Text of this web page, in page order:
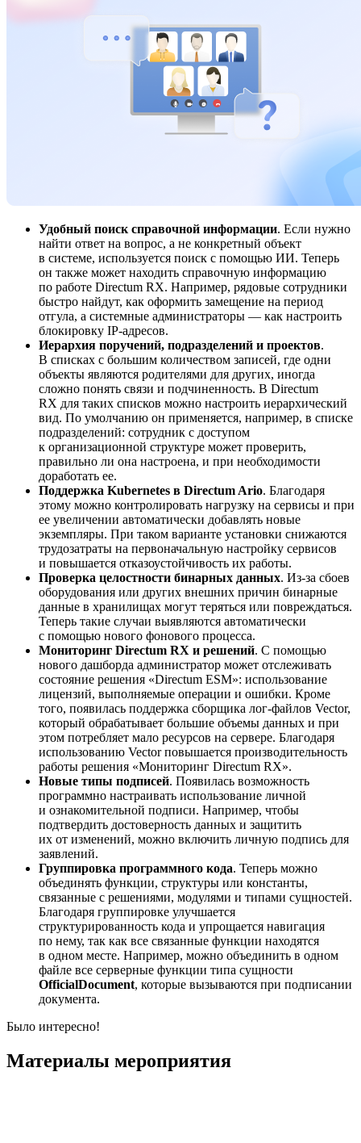
Удобный поиск справочной информации. Если нужно
найти ответ на вопрос, а не конкретный объект
в системе, используется поиск с помощью ИИ. Теперь
он также может находить справочную информацию
по работе Directum RX. Например, рядовые сотрудники
быстро найдут, как оформить замещение на период
отгула, а системные администраторы — как настроить
блокировку IP-адресов.
Иерархия поручений, подразделений и проектов.
В списках с большим количеством записей, где одни
объекты являются родителями для других, иногда
сложно понять связи и подчиненность. В Directum
RX для таких списков можно настроить иерархический
вид. По умолчанию он применяется, например, в списке
подразделений: сотрудник с доступом
к организационной структуре может проверить,
правильно ли она настроена, и при необходимости
доработать ее.
Поддержка Kubernetes в Directum Ario. Благодаря
этому можно контролировать нагрузку на сервисы и при
ее увеличении автоматически добавлять новые
экземпляры. При таком варианте установки снижаются
трудозатраты на первоначальную настройку сервисов
и повышается отказоустойчивость их работы.
Проверка целостности бинарных данных. Из-за сбоев
оборудования или других внешних причин бинарные
данные в хранилищах могут теряться или повреждаться.
Теперь такие случаи выявляются автоматически
с помощью нового фонового процесса.
Мониторинг Directum RX и решений. С помощью
нового дашборда администратор может отслеживать
состояние решения «Directum ESM»: использование
лицензий, выполняемые операции и ошибки. Кроме
того, появилась поддержка сборщика лог-файлов Vector,
который обрабатывает большие объемы данных и при
этом потребляет мало ресурсов на сервере. Благодаря
использованию Vector повышается производительность
работы решения «Мониторинг Directum RX».
Новые типы подписей. Появилась возможность
программно настраивать использование личной
и ознакомительной подписи. Например, чтобы
подтвердить достоверность данных и защитить
их от изменений, можно включить личную подпись для
заявлений.
Группировка программного кода. Теперь можно
объединять функции, структуры или константы,
связанные с решениями, модулями и типами сущностей.
Благодаря группировке улучшается
структурированность кода и упрощается навигация
по нему, так как все связанные функции находятся
в одном месте. Например, можно объединить в одном
файле все серверные функции типа сущности
OfficialDocument, которые вызываются при подписании
документа.
Было интересно!
Материалы мероприятия